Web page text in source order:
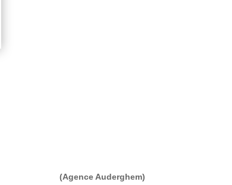
(Agence Auderghem)